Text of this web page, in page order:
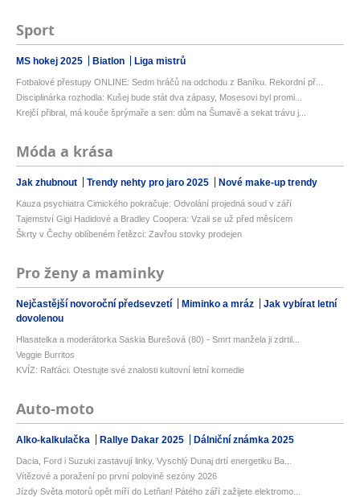
Sport
MS hokej 2025 Biatlon Liga mistrů
Fotbalové přestupy ONLINE: Sedm hráčů na odchodu z Baníku. Rekordní př...
Disciplinárka rozhodla: Kušej bude stát dva zápasy, Mosesovi byl promi...
Krejčí přibral, má kouče šprýmaře a sen: dům na Šumavě a sekat trávu j...
Móda a krása
Jak zhubnout Trendy nehty pro jaro 2025 Nové make-up trendy
Kauza psychiatra Cimického pokračuje: Odvolání projedná soud v září
Tajemství Gigi Hadidové a Bradley Coopera: Vzali se už před měsícem
Škrty v Čechy oblíbeném řetězci: Zavřou stovky prodejen
Pro ženy a maminky
Nejčastější novoroční předsevzetí Miminko a mráz
Jak vybírat letní
dovolenou
Hlasatelka a moderátorka Saskia Burešová (80) - Smrt manžela ji zdrtil...
Veggie Burritos
KVÍZ: Rafťáci. Otestujte své znalosti kultovní letní komedie
Auto-moto
Alko-kalkulačka Rallye Dakar 2025 Dálniční známka 2025
Dacia, Ford i Suzuki zastavují linky. Vyschlý Dunaj drtí energetiku Ba...
Vítězové a poražení po první polovině sezóny 2026
Jízdy Světa motorů opět míří do Letňan! Pátého září zažijete elektromo...